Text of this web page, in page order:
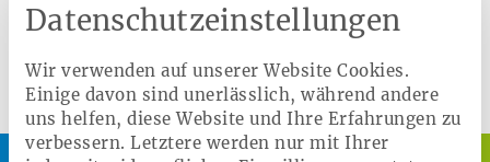
Datenschutzeinstellungen
Wir verwenden auf unserer Website Cookies.
Einige davon sind unerlässlich, während andere
uns helfen, diese Website und Ihre Erfahrungen zu
verbessern. Letztere werden nur mit Ihrer